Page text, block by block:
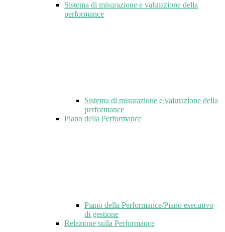
Sistema di misurazione e valutazione della
performance
Sistema di misurazione e valutazione della
performance
Piano della Performance
Piano della Performance/Piano esecutivo
di gestione
Relazione sulla Performance